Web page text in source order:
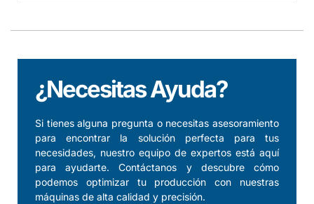
¿Necesitas Ayuda?
Si tienes alguna pregunta o necesitas asesoramiento
para encontrar la solución perfecta para tus
necesidades, nuestro equipo de expertos está aquí
para ayudarte. Contáctanos y descubre cómo
podemos optimizar tu producción con nuestras
máquinas de alta calidad y precisión.